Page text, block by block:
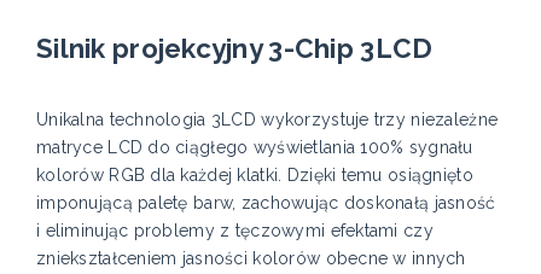
Silnik projekcyjny 3-Chip 3LCD
Unikalna technologia 3LCD wykorzystuje trzy niezależne
matryce LCD do ciągłego wyświetlania 100% sygnału
kolorów RGB dla każdej klatki. Dzięki temu osiągnięto
imponującą paletę barw, zachowując doskonałą jasność
i eliminując problemy z tęczowymi efektami czy
zniekształceniem jasności kolorów obecne w innych